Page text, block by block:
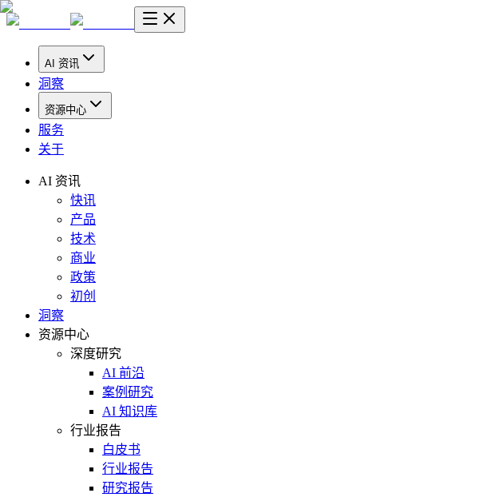
AI 资讯
洞察
资源中心
服务
关于
AI 资讯
快讯
产品
技术
商业
政策
初创
洞察
资源中心
深度研究
AI 前沿
案例研究
AI 知识库
行业报告
白皮书
行业报告
研究报告